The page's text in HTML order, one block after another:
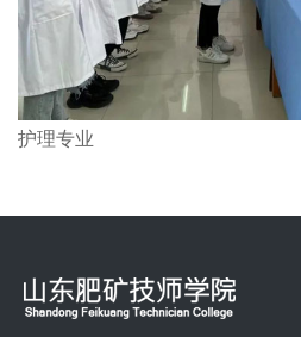
护理专业